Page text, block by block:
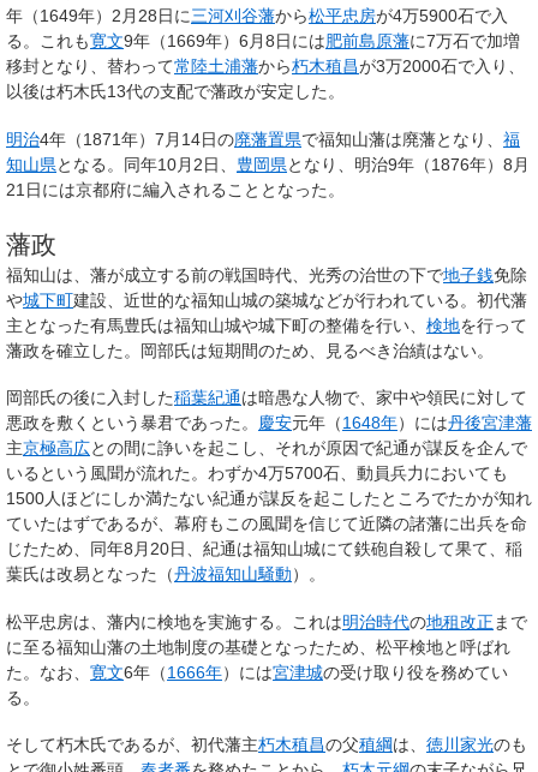
年（1649年）2月28日に三河刈谷藩から松平忠房が4万5900石で入
る。これも寛文9年（1669年）6月8日には肥前島原藩に7万石で加増
移封となり、替わって常陸土浦藩から朽木稙昌が3万2000石で入り、
以後は朽木氏13代の支配で藩政が安定した。
明治4年（1871年）7月14日の廃藩置県で福知山藩は廃藩となり、 福
知山県となる。同年10月2日、 豊岡県となり、明治9年（1876年）8月
21日には京都府に編入されることとなった。
藩政
福知山は、藩が成立する前の戦国時代、光秀の治世の下で地子銭免除
や城下町建設、近世的な福知山城の築城などが行われている。初代藩
主となった有馬豊氏は福知山城や城下町の整備を行い、 検地を行って
藩政を確立した。岡部氏は短期間のため、見るべき治績はない。
岡部氏の後に入封した稲葉紀通は暗愚な人物で、家中や領民に対して
悪政を敷くという暴君であった。 慶安元年（1648年）には丹後宮津藩
主京極高広との間に諍いを起こし、それが原因で紀通が謀反を企んで
いるという風聞が流れた。わずか4万5700石、動員兵力においても
1500人ほどにしか満たない紀通が謀反を起こしたところでたかが知れ
ていたはずであるが、幕府もこの風聞を信じて近隣の諸藩に出兵を命
じたため、同年8月20日、紀通は福知山城にて鉄砲自殺して果て、稲
葉氏は改易となった（丹波福知山騒動）。
松平忠房は、藩内に検地を実施する。これは明治時代の地租改正 まで
に至る福知山藩の土地制度の基礎となったため、松平検地と呼ばれ
た。なお、 寛文6年（1666年）には宮津城の受け取り役を務めてい
る。
そして朽木氏であるが、初代藩主朽木稙昌の父稙綱は、 徳川家光のも